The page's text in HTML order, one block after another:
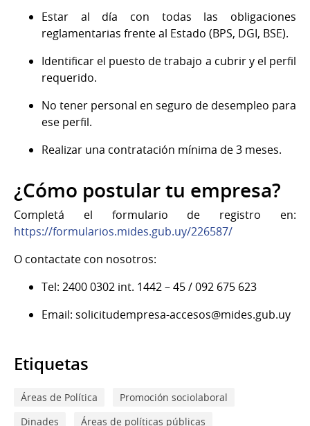
Estar al día con todas las obligaciones
reglamentarias frente al Estado (BPS, DGI, BSE).
Identificar el puesto de trabajo a cubrir y el perfil
requerido.
No tener personal en seguro de desempleo para
ese perfil.
Realizar una contratación mínima de 3 meses.
¿Cómo postular tu empresa?
Completá el formulario de registro en:
https://formularios.mides.gub.uy/226587/
O contactate con nosotros:
Tel: 2400 0302 int. 1442 – 45 / 092 675 623
Email: solicitudempresa-accesos@mides.gub.uy
Etiquetas
Áreas de Política
Promoción sociolaboral
Dinades
Áreas de políticas públicas